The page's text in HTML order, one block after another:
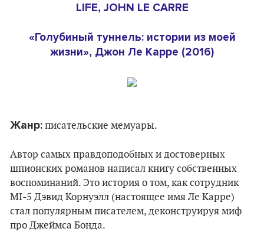
LIFE, JOHN LE CARRE
«Голубиный туннель: истории из моей
жизни», Джон Ле Карре (2016)
Жанр: писательские мемуары.
Автор самых правдоподобных и достоверных
шпионских романов написал книгу собственных
воспоминаний. Это история о том, как сотрудник
MI-5 Дэвид Корнуэлл (настоящее имя Ле Карре)
стал популярным писателем, деконструируя миф
про Джеймса Бонда.